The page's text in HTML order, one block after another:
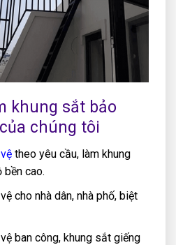
khung sắt bảo
chúng tôi
theo yêu cầu, làm khung
cao.
cho nhà dân, nhà phố, biệt
ban công, khung sắt giếng